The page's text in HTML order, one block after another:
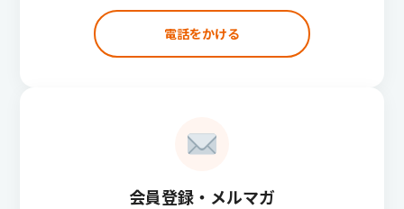
電話をかける
会員登録・メルマガ